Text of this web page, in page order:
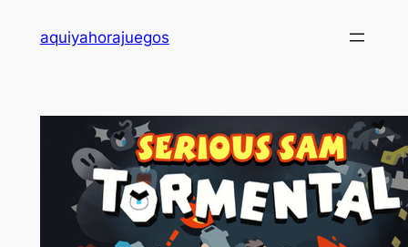
aquiyahorajuegos